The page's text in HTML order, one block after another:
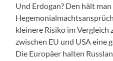
Und Erdogan? Den hält
kleinere Risiko im Vergleich
zwischen EU und USA eine
Die Europäer halten